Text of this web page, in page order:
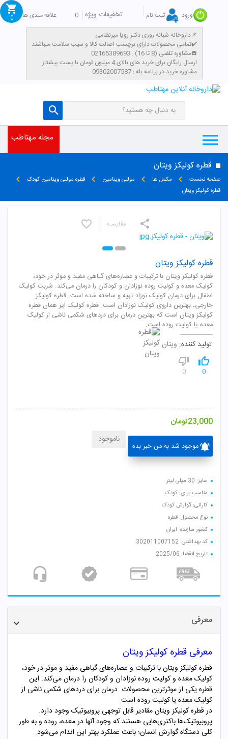
ورود ثبت نام تخفیفات ویژه 0
علاقه مندی ها
داروخانه شبانه روزی دکتر رویا میرنظامی📌
تمامی محصولات دارای برچسب اصالت کالا و سیب سلامت میباشند✔️
مشاوره تلفنی (8 تا 16) : 02165389693☎️
​ارسال رایگان برای خرید های بالای 4 میلیون تومان با پست پیشتاز
مشاوره خرید در برنامه بله : 09302007587
0
مجله مهتاطب
قطره کولیکز ویتان
صفحه نخست مکمل ها مولتی ویتامین
قطره مولتی ویتامین کودک
قطره کولیکز ویتان
قطره کولیکز ویتان
قطره کولیکز ویتان با ترکیبات و عصاره‌های گیاهی مفید و موثر در خود،
کولیک معده و کولیت روده نوزادان و کودکان را درمان می‌کند. شربت کولیک
اطفال برای درمان کولیک نوزاد تهیه و ساخته شده است. قطره کولیکز
خارجی، بهترین داروی کولیک نوزادان است. قطره کولیک ایز همان قطره
کولیکز ویتان است که بهترین درمان برای دردهای شکمی ناشی از کولیک
معده یا کولیت روده است.
تولید کننده: ویتان
0
0
23,000تومان
موجود شد به من خبر بده
ناموجود
مقایسـه
سایز: 30 میلی لیتر
مناسب برای: کودک
کارائی: گوارش کودک
نوع محصول: قطره
کشور سازنده: ایران
کد بهداشتی: 302011007152
تاریخ انقضا: 2025/06
معرفی
معرفی قطره کولیکز ویتان
قطره کولیکز ویتان با ترکیبات و عصاره‌های گیاهی مفید و موثر در خود،
کولیک معده و کولیت روده نوزادان و کودکان را درمان می‌کند. این
قطره یکی از موثرترین محصولات درمان برای دردهای شکمی ناشی از
کولیک معده یا کولیت روده است.
در قطره کولیکز ویتان مقادیر قابل توجهی پروبیوتیک وجود دارد.
پروبیوتیک‌ها باکتری‌هایی هستند که وجود آنها در معده، روده و به طور
کلی دستگاه گوارش انسان؛ باعث عملکرد بهتر این اندام می‌شود.